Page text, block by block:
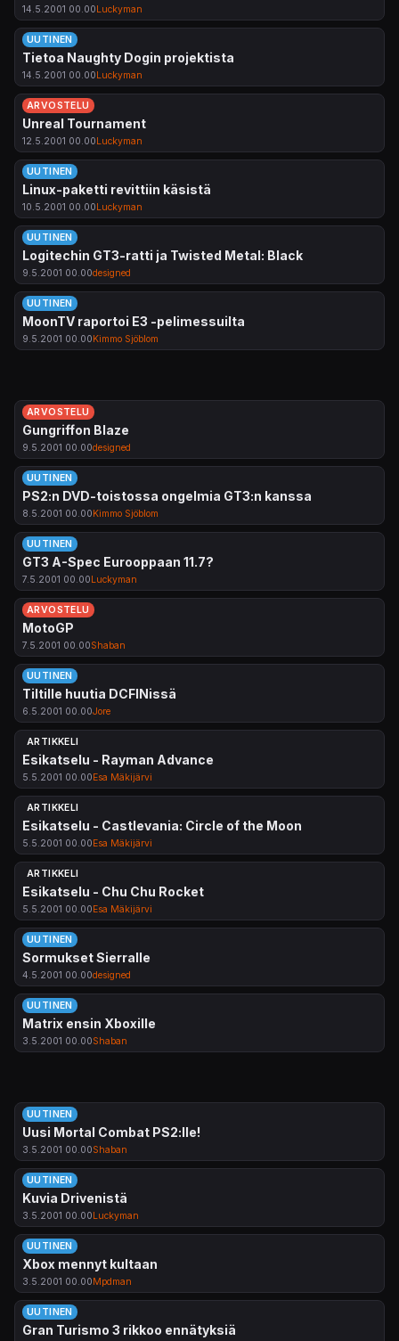
14.5.2001 00.00Luckyman
UUTINEN
Tietoa Naughty Dogin projektista
14.5.2001 00.00Luckyman
ARVOSTELU
Unreal Tournament
12.5.2001 00.00Luckyman
UUTINEN
Linux-paketti revittiin käsistä
10.5.2001 00.00Luckyman
UUTINEN
Logitechin GT3-ratti ja Twisted Metal: Black
9.5.2001 00.00designed
UUTINEN
MoonTV raportoi E3 -pelimessuilta
9.5.2001 00.00Kimmo Sjöblom
ARVOSTELU
Gungriffon Blaze
9.5.2001 00.00designed
UUTINEN
PS2:n DVD-toistossa ongelmia GT3:n kanssa
8.5.2001 00.00Kimmo Sjöblom
UUTINEN
GT3 A-Spec Eurooppaan 11.7?
7.5.2001 00.00Luckyman
ARVOSTELU
MotoGP
7.5.2001 00.00Shaban
UUTINEN
Tiltille huutia DCFINissä
6.5.2001 00.00Jore
ARTIKKELI
Esikatselu - Rayman Advance
5.5.2001 00.00Esa Mäkijärvi
ARTIKKELI
Esikatselu - Castlevania: Circle of the Moon
5.5.2001 00.00Esa Mäkijärvi
ARTIKKELI
Esikatselu - Chu Chu Rocket
5.5.2001 00.00Esa Mäkijärvi
UUTINEN
Sormukset Sierralle
4.5.2001 00.00designed
UUTINEN
Matrix ensin Xboxille
3.5.2001 00.00Shaban
UUTINEN
Uusi Mortal Combat PS2:lle!
3.5.2001 00.00Shaban
UUTINEN
Kuvia Drivenistä
3.5.2001 00.00Luckyman
UUTINEN
Xbox mennyt kultaan
3.5.2001 00.00Mpdman
UUTINEN
Gran Turismo 3 rikkoo ennätyksiä